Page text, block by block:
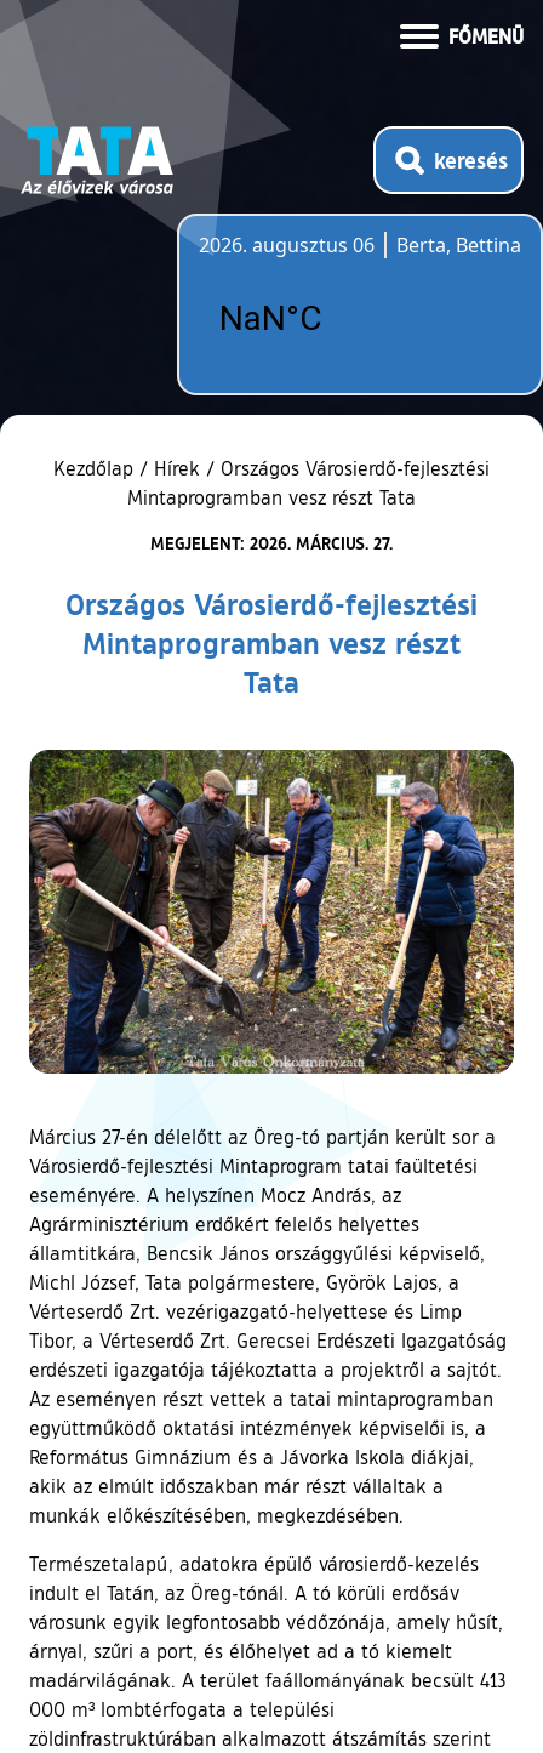
FŐMENÜ
keresés
2026. augusztus 06
Berta, Bettina
Kezdőlap / Hírek / Országos Városierdő-fejlesztési
Mintaprogramban vesz részt Tata
MEGJELENT: 2026. MÁRCIUS. 27.
Országos Városierdő-fejlesztési
Mintaprogramban vesz részt
Tata
Március 27-én délelőtt az Öreg-tó partján került sor a
Városierdő-fejlesztési Mintaprogram tatai faültetési
eseményére. A helyszínen Mocz András, az
Agrárminisztérium erdőkért felelős helyettes
államtitkára, Bencsik János országgyűlési képviselő,
Michl József, Tata polgármestere, Györök Lajos, a
Vérteserdő Zrt. vezérigazgató-helyettese és Limp
Tibor, a Vérteserdő Zrt. Gerecsei Erdészeti Igazgatóság
erdészeti igazgatója tájékoztatta a projektről a sajtót.
Az eseményen részt vettek a tatai mintaprogramban
együttműködő oktatási intézmények képviselői is, a
Református Gimnázium és a Jávorka Iskola diákjai,
akik az elmúlt időszakban már részt vállaltak a
munkák előkészítésében, megkezdésében.
Természetalapú, adatokra épülő városierdő-kezelés
indult el Tatán, az Öreg-tónál. A tó körüli erdősáv
városunk egyik legfontosabb védőzónája, amely hűsít,
árnyal, szűri a port, és élőhelyet ad a tó kiemelt
madárvilágának. A terület faállományának becsült 413
000 m³ lombtérfogata a települési
zöldinfrastruktúrában alkalmazott átszámítás szerint